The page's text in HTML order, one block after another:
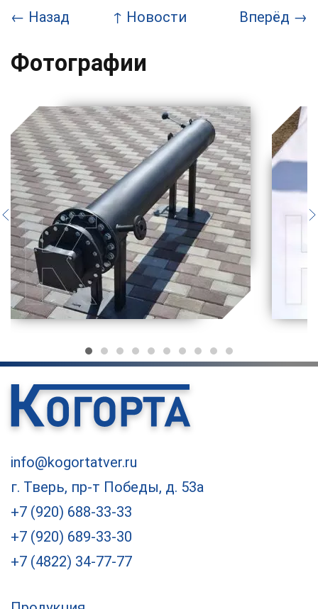
← Назад ↑ Новости Вперёд →
Фотографии
info@kogortatver.ru
г. Тверь, пр-т Победы, д. 53а
+7 (920) 688-33-33
+7 (920) 689-33-30
+7 (4822) 34-77-77